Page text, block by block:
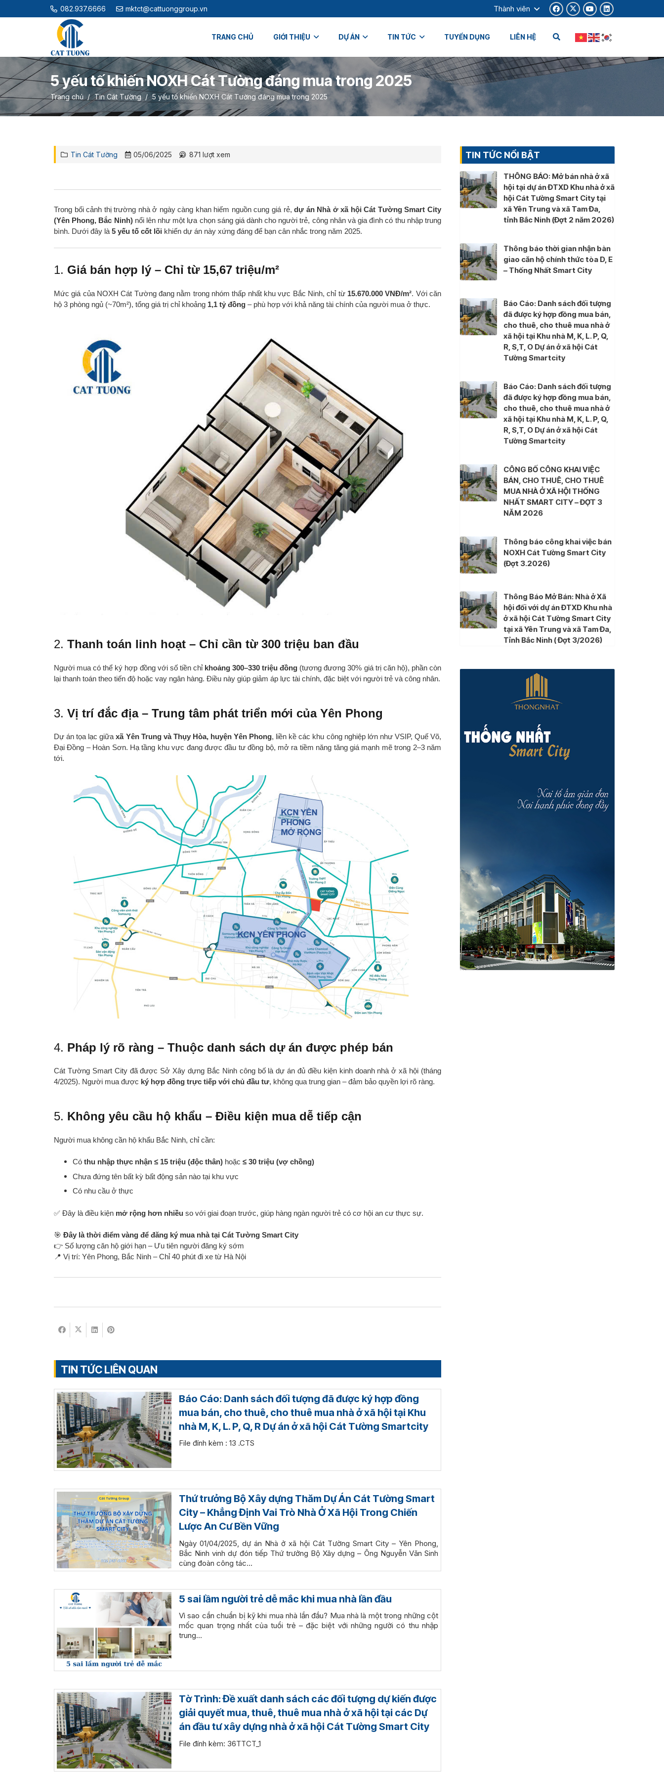
082.937.6666 mktct@cattuonggroup.vn Thành viên
TRANG CHỦ GIỚI THIỆU DỰ ÁN TIN TỨC TUYỂN DỤNG LIÊN HỆ
5 yếu tố khiến NOXH Cát Tường đáng mua trong 2025
Trang chủ / Tin Cát Tường / 5 yếu tố khiến NOXH Cát Tường đáng mua trong 2025
Tin Cát Tường 05/06/2025 871 lượt xem
Trong bối cảnh thị trường nhà ở ngày càng khan hiếm nguồn cung giá rẻ,dự án Nhà ở xã hội Cát Tường Smart City
(Yên Phong, Bắc Ninh)nổi lên như một lựa chọn sáng giá dành cho người trẻ, công nhân và gia đình có thu nhập trung
bình. Dưới đây là 5 yếu tố cốt lõi khiến dự án này xứng đáng để bạn cân nhắc trong năm 2025.
1. Giá bán hợp lý – Chỉ từ 15,67 triệu/m²
Mức giá của NOXH Cát Tường đang nằm trong nhóm thấp nhất khu vực Bắc Ninh, chỉ từ 15.670.000 VNĐ/m². Với căn
hộ 3 phòng ngủ (~70m²), tổng giá trị chỉ khoảng 1,1 tỷ đồng – phù hợp với khả năng tài chính của người mua ở thực.
2. Thanh toán linh hoạt – Chỉ cần từ 300 triệu ban đầu
Người mua có thể ký hợp đồng với số tiền chỉ khoảng 300–330 triệu đồng (tương đương 30% giá trị căn hộ), phần còn
lại thanh toán theo tiến độ hoặc vay ngân hàng. Điều này giúp giảm áp lực tài chính, đặc biệt với người trẻ và công nhân.
3. Vị trí đắc địa – Trung tâm phát triển mới của Yên Phong
Dự án tọa lạc giữaxã Yên Trung và Thụy Hòa, huyện Yên Phong, liền kề các khu công nghiệp lớn như VSIP, Quế Võ,
Đại Đồng – Hoàn Sơn. Hạ tầng khu vực đang được đầu tư đồng bộ, mở ra tiềm năng tăng giá mạnh mẽ trong 2–3 năm
tới.
4. Pháp lý rõ ràng – Thuộc danh sách dự án được phép bán
Cát Tường Smart City đã được Sở Xây dựng Bắc Ninh công bố là dự án đủ điều kiện kinh doanh nhà ở xã hội (tháng
4/2025). Người mua được ký hợp đồng trực tiếp với chủ đầu tư, không qua trung gian – đảm bảo quyền lợi rõ ràng.
5. Không yêu cầu hộ khẩu – Điều kiện mua dễ tiếp cận
Người mua không cần hộ khẩu Bắc Ninh, chỉ cần:
Có thu nhập thực nhận ≤ 15 triệu (độc thân)hoặc ≤ 30 triệu (vợ chồng)
Chưa đứng tên bất kỳ bất động sản nào tại khu vực
Có nhu cầu ở thực
✅ Đây là điều kiện mở rộng hơn nhiều so với giai đoạn trước, giúp hàng ngàn người trẻ có cơ hội an cư thực sự.
🎯 Đây là thời điểm vàng để đăng ký mua nhà tại Cát Tường Smart City
👉 Số lượng căn hộ giới hạn – Ưu tiên người đăng ký sớm
📍 Vị trí: Yên Phong, Bắc Ninh – Chỉ 40 phút đi xe từ Hà Nội
TIN TỨC LIÊN QUAN
Báo Cáo: Danh sách đối tượng đã được ký hợp đồng
mua bán, cho thuê, cho thuê mua nhà ở xã hội tại Khu
nhà M, K, L. P, Q, R Dự án ở xã hội Cát Tường Smartcity
File đính kèm : 13 .CTS
Thứ trưởng Bộ Xây dựng Thăm Dự Án Cát Tường Smart
City – Khẳng Định Vai Trò Nhà Ở Xã Hội Trong Chiến
Lược An Cư Bền Vững
Ngày 01/04/2025, dự án Nhà ở xã hội Cát Tường Smart City – Yên Phong,
Bắc Ninh vinh dự đón tiếp Thứ trưởng Bộ Xây dựng – Ông Nguyễn Văn Sinh
cùng đoàn công tác…
5 sai lầm người trẻ dễ mắc khi mua nhà lần đầu
Vì sao cần chuẩn bị kỹ khi mua nhà lần đầu? Mua nhà là một trong những cột
mốc quan trọng nhất của tuổi trẻ – đặc biệt với những người có thu nhập
trung…
Tờ Trình: Đề xuất danh sách các đối tượng dự kiến được
giải quyết mua, thuê, thuê mua nhà ở xã hội tại các Dự
án đầu tư xây dựng nhà ở xã hội Cát Tường Smart City
File đính kèm: 36TTCT_1
TIN TỨC NỔI BẬT
THÔNG BÁO: Mở bán nhà ở xã
hội tại dự án ĐTXD Khu nhà ở xã
hội Cát Tường Smart City tại
xã Yên Trung và xã Tam Đa,
tỉnh Bắc Ninh (Đợt 2 năm 2026)
Thông báo thời gian nhận bàn
giao căn hộ chính thức tòa D, E
– Thống Nhất Smart City
Báo Cáo: Danh sách đối tượng
đã được ký hợp đồng mua bán,
cho thuê, cho thuê mua nhà ở
xã hội tại Khu nhà M, K, L. P, Q,
R, S,T, O Dự án ở xã hội Cát
Tường Smartcity
Báo Cáo: Danh sách đối tượng
đã được ký hợp đồng mua bán,
cho thuê, cho thuê mua nhà ở
xã hội tại Khu nhà M, K, L. P, Q,
R, S,T, O Dự án ở xã hội Cát
Tường Smartcity
CÔNG BỐ CÔNG KHAI VIỆC
BÁN, CHO THUÊ, CHO THUÊ
MUA NHÀ Ở XÃ HỘI THỐNG
NHẤT SMART CITY – ĐỢT 3
NĂM 2026
Thông báo công khai việc bán
NOXH Cát Tường Smart City
(Đợt 3.2026)
Thông Báo Mở Bán: Nhà ở Xã
hội đối với dự án ĐTXD Khu nhà
ở xã hội Cát Tường Smart City
tại xã Yên Trung và xã Tam Đa,
Tỉnh Bắc Ninh ( Đợt 3/2026)